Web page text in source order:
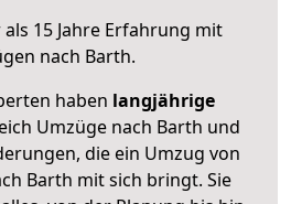
15 Jahre Erfahrung mit
nach Barth.
haben langjährige
Umzüge nach Barth und
die ein Umzug von
Barth mit sich bringt. Sie